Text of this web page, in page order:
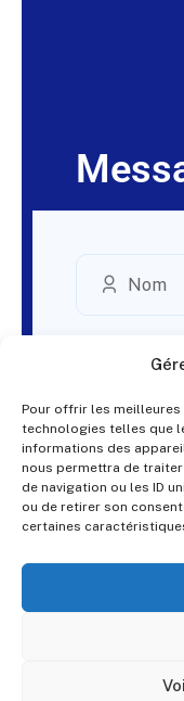
Pour offrir les
technologies telles que
informations des
nous permettra de
de navigation ou les ID
ou de retirer son
certaines